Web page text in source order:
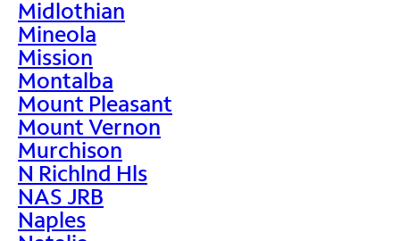
Midlothian
Mineola
Mission
Montalba
Mount Pleasant
Mount Vernon
Murchison
N Richlnd Hls
NAS JRB
Naples